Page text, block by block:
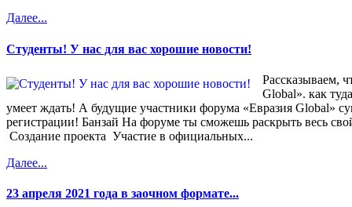
Далее...
Студенты! У нас для вас хорошие новости!
Рассказываем,
Global». как
умеет ждать! А будущие участники форума «Евразия Global»
регистрации! Банзай На форуме ты сможешь раскрыть весь
Создание проекта Участие в официальных...
Далее...
23 апреля 2021 года в заочном формате...